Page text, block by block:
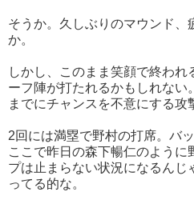
そうか。久しぶりのマウンド、
か。
しかし、このまま笑顔で終われ
ーフ陣が打たれるかもしれない
までにチャンスを不意にする攻
2回には満塁で野村の打席。バ
ここで昨日の森下暢仁のように
プは止まらない状況になるんじ
ってる的な。